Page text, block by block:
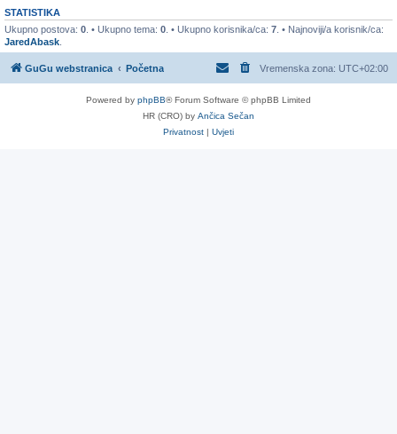
STATISTIKA
Ukupno postova: 0 . • Ukupno tema: 0 . • Ukupno korisnika/ca: 7 . • Najnoviji/a korisnik/ca:
JaredAbask
GuGu webstranica Početna Vremenska zona: UTC+02:00
Powered by phpBB® Forum Software © phpBB Limited
HR (CRO) by Ančica Sečan
Privatnost | Uvjeti